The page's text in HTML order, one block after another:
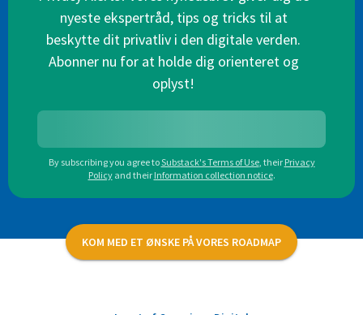
nyeste ekspertråd, tips og tricks til at
beskytte dit privatliv i den digitale verden.
Abonner nu for at holde dig orienteret og
oplyst!
By subscribing you agree toSubstack's Terms of Use, their Privacy
Policy and their Information collection notice.
KOM MED ET ØNSKE PÅ VORES ROADMAP